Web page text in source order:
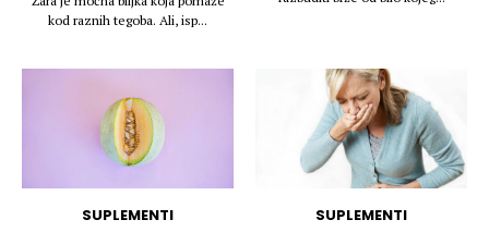
kod raznih tegoba. Ali, isp...
SUPLEMENTI SUPLEMENTI